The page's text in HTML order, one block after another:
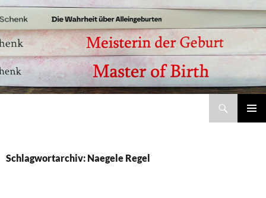
Schlagwortarchiv: Naegele Regel